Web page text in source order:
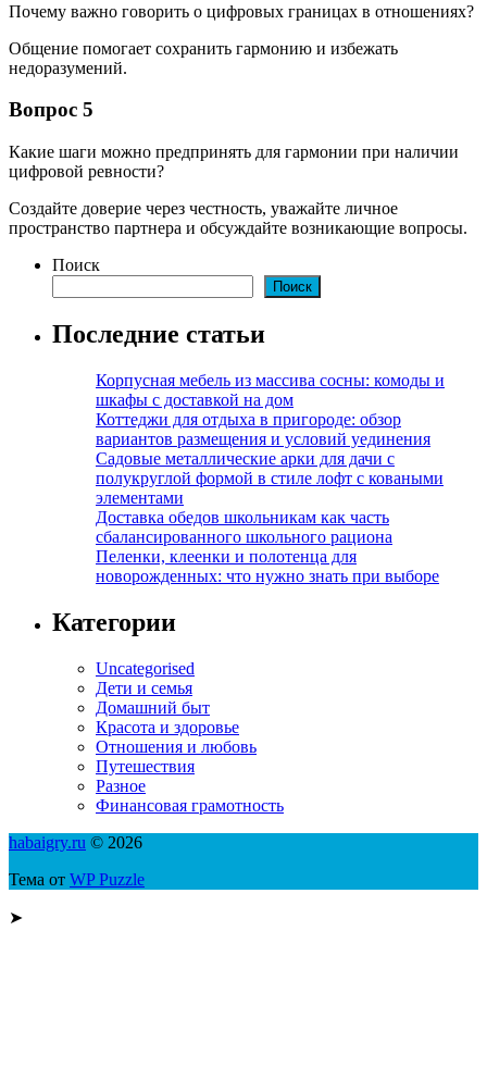
Почему важно говорить о цифровых границах в отношениях?
Общение помогает сохранить гармонию и избежать
недоразумений.
Вопрос 5
Какие шаги можно предпринять для гармонии при наличии
цифровой ревности?
Создайте доверие через честность, уважайте личное
пространство партнера и обсуждайте возникающие вопросы.
Поиск
Поиск
Последние статьи
Корпусная мебель из массива сосны: комоды и
шкафы с доставкой на дом
Коттеджи для отдыха в пригороде: обзор
вариантов размещения и условий уединения
Садовые металлические арки для дачи с
полукруглой формой в стиле лофт с коваными
элементами
Доставка обедов школьникам как часть
сбалансированного школьного рациона
Пеленки, клеенки и полотенца для
новорожденных: что нужно знать при выборе
Категории
Uncategorised
Дети и семья
Домашний быт
Красота и здоровье
Отношения и любовь
Путешествия
Разное
Финансовая грамотность
habaigry.ru © 2026
Тема от WP Puzzle
➤